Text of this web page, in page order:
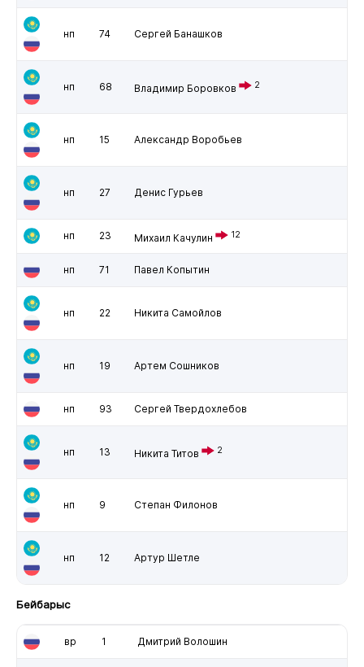
нп 74 Сергей Банашков
нп 68 Владимир Боровков 2
нп 15 Александр Воробьев
нп 27 Денис Гурьев
нп 23 Михаил Качулин 12
нп 71 Павел Копытин
нп 22 Никита Самойлов
нп 19 Артем Сошников
нп 93 Сергей Твердохлебов
нп 13 Никита Титов 2
нп 9 Степан Филонов
нп 12 Артур Шетле
Бейбарыс
вр 1 Дмитрий Волошин